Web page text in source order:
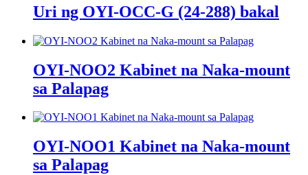
Uri ng OYI-OCC-G (24-288) bakal
OYI-NOO2 Kabinet na Naka-mount
sa Palapag
OYI-NOO1 Kabinet na Naka-mount
sa Palapag